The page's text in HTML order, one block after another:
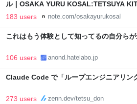
ル｜OSAKA YURU KOSAL:TETSUYA
183 users note.com/osakayurukosal
これはもう体験として知ってるの自分ら
106 users anond.hatelabo.jp
Claude Code で「ループエンジニアリン
273 users zenn.dev/tetsu_don